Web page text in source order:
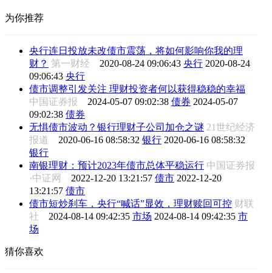
为你推荐
央行连日投放未改债市震荡，将如何影响你我的理
财？ 第一财经 2020-08-24 09:06:43 央行 2020-08-24
09:06:43 央行
债市调整引发关注 理财投资者何以获得稳稳的幸福
中国证券报 2024-05-07 09:02:38 债券 2024-05-07
09:02:38 债券
无惧债市波动？银行理财子公司加仓之谜 21世纪经济
报道 2020-06-16 08:58:32 银行 2020-06-16 08:58:32
银行
南银理财：预计2023年债市总体平稳运行 中国证券报
·中证网 2022-12-20 13:21:57 债市 2022-12-20
13:21:57 债市
债市短炒刹车，央行“喊话”显效，理财赎回可控 财联
社 2024-08-14 09:42:35 市场 2024-08-14 09:42:35 市
场
猜你喜欢